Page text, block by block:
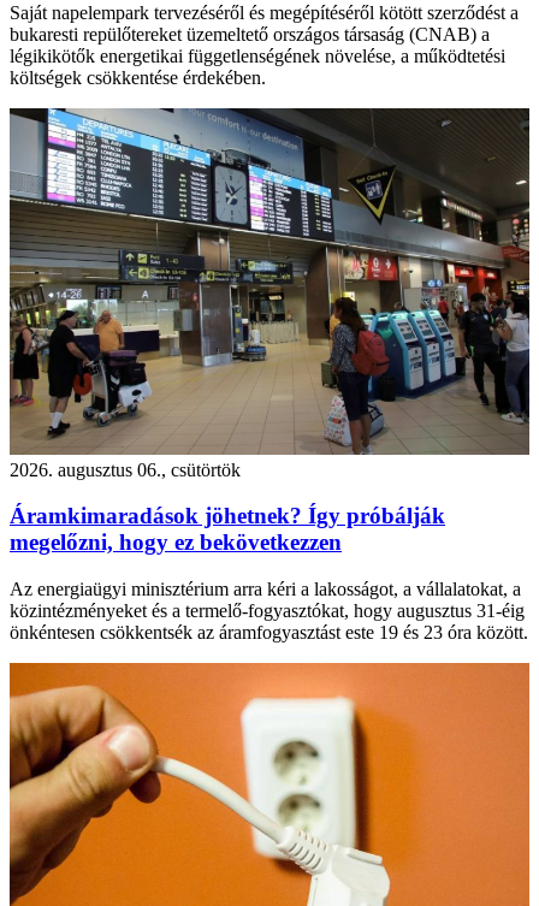
Saját napelempark tervezéséről és megépítéséről kötött szerződést a
bukaresti repülőtereket üzemeltető országos társaság (CNAB) a
légikikötők energetikai függetlenségének növelése, a működtetési
költségek csökkentése érdekében.
2026. augusztus 06., csütörtök
Áramkimaradások jöhetnek? Így próbálják
megelőzni, hogy ez bekövetkezzen
Az energiaügyi minisztérium arra kéri a lakosságot, a vállalatokat, a
közintézményeket és a termelő-fogyasztókat, hogy augusztus 31-éig
önkéntesen csökkentsék az áramfogyasztást este 19 és 23 óra között.